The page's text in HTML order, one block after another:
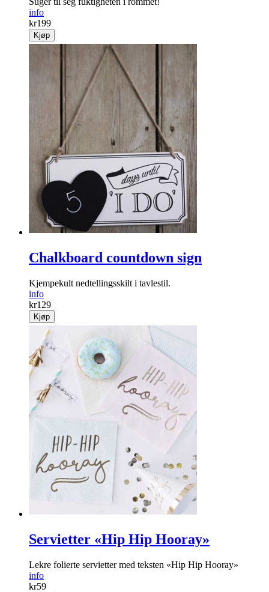
info
kr199
Kjøp
Chalkboard countdown sign
Kjempekult nedtellingsskilt i tavlestil.
info
kr129
Kjøp
Servietter «Hip Hip Hooray»
Lekre folierte servietter med teksten «Hip Hip Hooray»
info
kr59